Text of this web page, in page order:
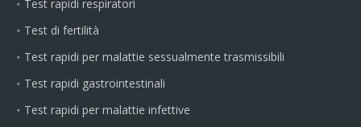
Test rapidi respiratori
Test di fertilità
Test rapidi per malattie sessualmente trasmissibili
Test rapidi gastrointestinali
Test rapidi per malattie infettive